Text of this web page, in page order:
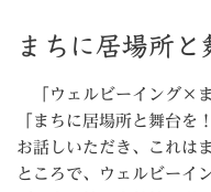
まちに居場所と
「ウェルビーイング×ま
「まちに居場所と舞台を
お話しいただき、これは
ところで、ウェルビーイ